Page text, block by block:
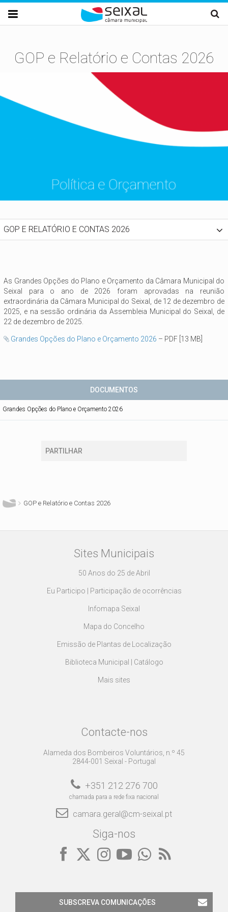
Passar para o conteúdo principal

GOP e Relatório e Contas 2026
GOP E RELATÓRIO E CONTAS 2026
As Grandes Opções do Plano e Orçamento da Câmara Municipal do
Seixal para o ano de 2026 foram aprovadas na reunião
extraordinária da Câmara Municipal do Seixal, de 12 de dezembro de
2025, e na sessão ordinária da Assembleia Municipal do Seixal, de
22 de dezembro de 2025.
 Grandes Opções do Plano e Orçamento 2026 – PDF [13 MB]
DOCUMENTOS
Grandes Opções do Plano e Orçamento 2026
PARTILHAR
GOP e Relatório e Contas 2026
Sites Municipais
50 Anos do 25 de Abril
Eu Participo | Participação de ocorrências
Infomapa Seixal
Mapa do Concelho
Emissão de Plantas de Localização
Biblioteca Municipal | Catálogo
Mais sites
Contacte-nos
Alameda dos Bombeiros Voluntários, n.º 45
2844-001 Seixal - Portugal
+351 212 276 700
chamada para a rede fixa nacional
camara.geral@cm-seixal.pt
Siga-nos
SUBSCREVA COMUNICAÇÕES